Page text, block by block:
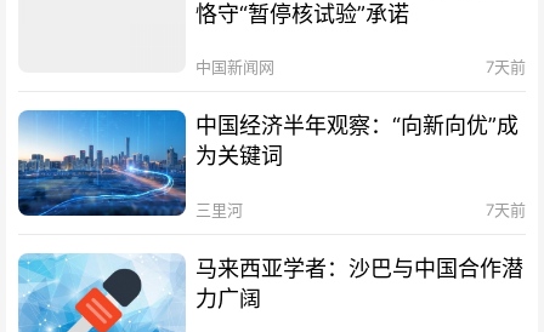
恪守“暂停核试验”承诺
中国新闻网 7天前
中国经济半年观察：“向新向优”成
为关键词
三里河 7天前
马来西亚学者：沙巴与中国合作潜
力广阔